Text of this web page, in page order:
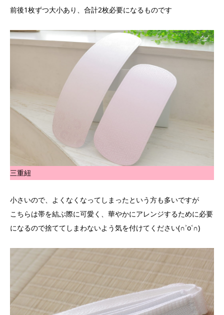
前後1枚ずつ大小あり、合計2枚必要になるものです
三重紐
小さいので、よくなくなってしまったという方も多いですが
こちらは帯を結ぶ際に可愛く、華やかにアレンジするために必要
になるので捨ててしまわないよう気を付けてください(∩˃o˂∩)